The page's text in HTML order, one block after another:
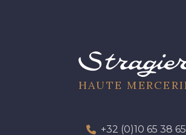
50 - Vert Bouteille
HAUTE
+32 (0)10 65 38 65